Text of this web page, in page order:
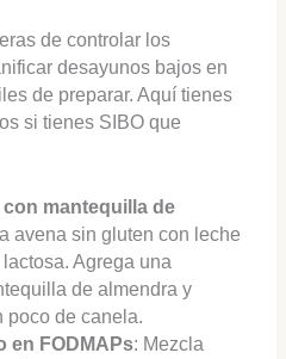
de controlar los
desayunos bajos en
de preparar. Aquí tienes
si tienes SIBO que
mantequilla de
avena sin gluten con leche
Agrega una
de almendra y
poco de canela.
en FODMAPs: Mezcla